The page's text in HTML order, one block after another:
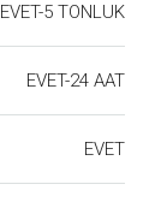
EVET-5 TONLUK
EVET-24 AAT
EVET